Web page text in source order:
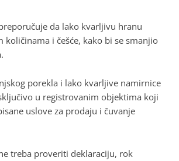
da lako kvarljivu hranu
količinama i češće, kako bi se smanjio
porekla i lako kvarljive namirnice
u registrovanim objektima koji
uslove za prodaju i čuvanje
treba proveriti deklaraciju, rok